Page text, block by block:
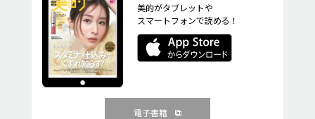
美的がタブレットや
スマートフォンで読める！
電子書籍